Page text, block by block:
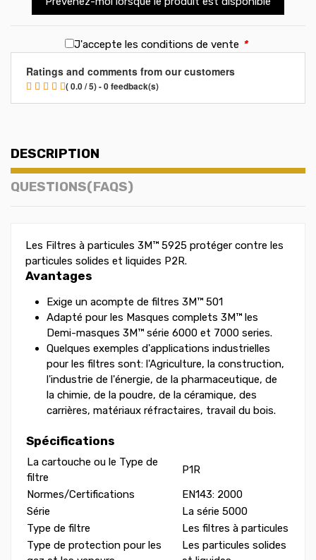
J'accepte les conditions de vente *
Ratings and comments from our customers
( 0.0 / 5) - 0 feedback(s)
DESCRIPTION
QUESTIONS(FAQS)
Les Filtres à particules 3M™ 5925 protéger contre les
particules solides et liquides P2R.
Avantages
Exige un acompte de filtres 3M™ 501
Adapté pour les Masques complets 3M™ les
Demi-masques 3M™ série 6000 et 7000 series.
Quelques exemples d'applications industrielles
pour les filtres sont: l'Agriculture, la construction,
l'industrie de l'énergie, de la pharmaceutique, de
la chimie, de la poudre, de la céramique, des
carrières, matériaux réfractaires, travail du bois.
Spécifications
La cartouche ou le Type de
filtre
P1R
Normes/Certifications
EN143: 2000
Série
La série 5000
Type de filtre
Les filtres à particules
Type de protection pour les
Les particules solides